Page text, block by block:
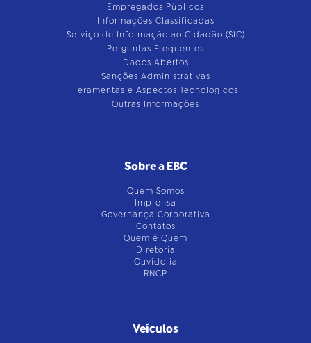
Empregados Públicos
Informações Classificadas
Serviço de Informação ao Cidadão (SIC)
Perguntas Frequentes
Dados Abertos
Sanções Administrativas
Feramentas e Aspectos Tecnológicos
Outras Informações
Sobre a EBC
Quem Somos
Imprensa
Governança Corporativa
Contatos
Quem é Quem
Diretoria
Ouvidoria
RNCP
Veículos